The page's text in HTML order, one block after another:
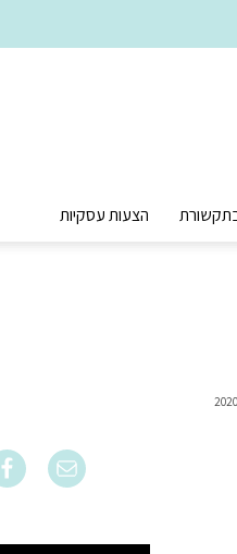
הצעות עסקיות